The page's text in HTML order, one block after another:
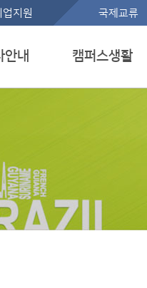
업지원 국제교류
안내 캠퍼스생활